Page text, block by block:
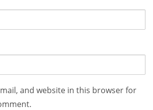
and website in this browser for